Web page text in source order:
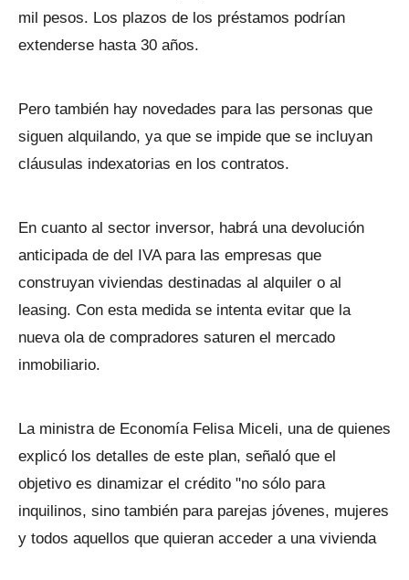
mil pesos. Los plazos de los préstamos podrían
extenderse hasta 30 años.
Pero también hay novedades para las personas que
siguen alquilando, ya que se impide que se incluyan
cláusulas indexatorias en los contratos.
En cuanto al sector inversor, habrá una devolución
anticipada de del IVA para las empresas que
construyan viviendas destinadas al alquiler o al
leasing. Con esta medida se intenta evitar que la
nueva ola de compradores saturen el mercado
inmobiliario.
La ministra de Economía Felisa Miceli, una de quienes
explicó los detalles de este plan, señaló que el
objetivo es dinamizar el crédito "no sólo para
inquilinos, sino también para parejas jóvenes, mujeres
y todos aquellos que quieran acceder a una vivienda